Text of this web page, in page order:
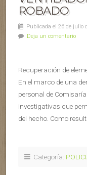
ROBADO
Publicada el 26 de julio
Deja un comentario
Recuperación de
En el marco de una
personal de
investigativas que
del hecho. Como
Categoría: